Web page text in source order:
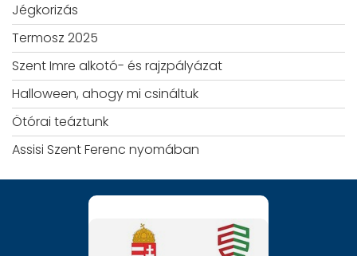
Jégkorizás
Termosz 2025
Szent Imre alkotó- és rajzpályázat
Halloween, ahogy mi csináltuk
Ötórai teáztunk
Assisi Szent Ferenc nyomában